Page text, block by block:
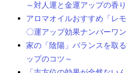
～対人運と金運アップの香り
アロマオイルおすすめ「レ
〇運アップ効果ナンバーワン
家の「陰陽」バランスを取
ップのコツ～